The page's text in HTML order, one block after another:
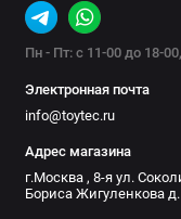
Пн - Пт: с 11-00 до 18-
Электронная почта
info@toytec.ru
Адрес магазина
г.Москва , 8-я ул.
Бориса Жигуленкова